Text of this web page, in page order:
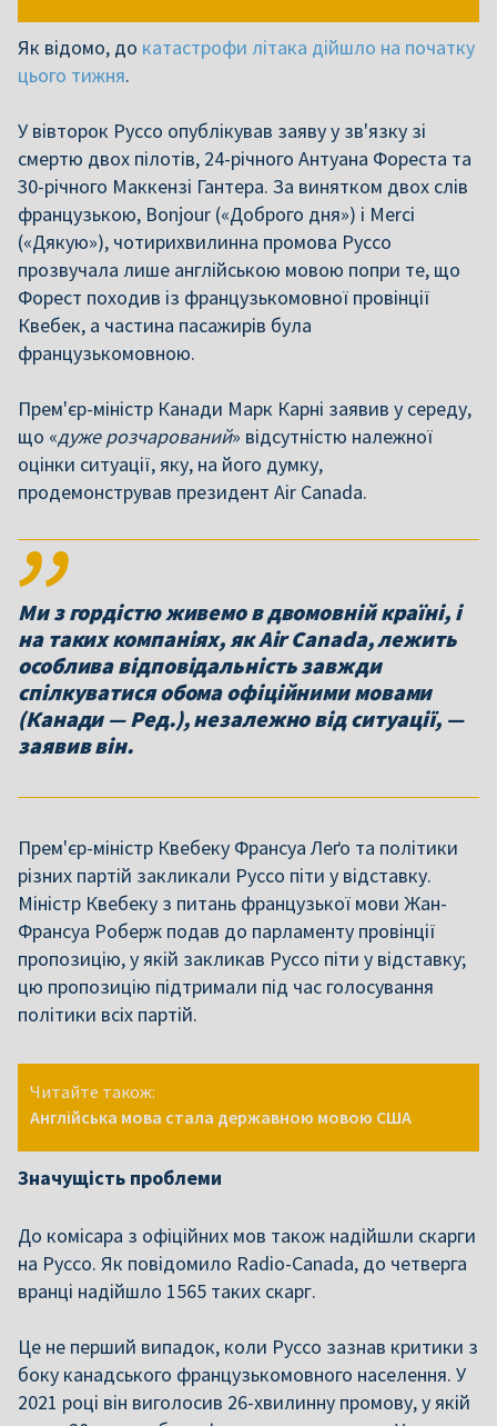
Як відомо, до катастрофи літака дійшло на початку
цього тижня.
У вівторок Руссо опублікував заяву у зв'язку зі
смертю двох пілотів, 24-річного Антуана Фореста та
30-річного Маккензі Гантера. За винятком двох слів
французькою, Bonjour («Доброго дня») і Merci
(«Дякую»), чотирихвилинна промова Руссо
прозвучала лише англійською мовою попри те, що
Форест походив із французькомовної провінції
Квебек, а частина пасажирів була
французькомовною.
Прем'єр-міністр Канади Марк Карні заявив у середу,
що «дуже розчарований» відсутністю належної
оцінки ситуації, яку, на його думку,
продемонстрував президент Air Canada.
Ми з гордістю живемо в двомовній країні, і
на таких компаніях, як Air Canada, лежить
особлива відповідальність завжди
спілкуватися обома офіційними мовами
(Канади — Ред.), незалежно від ситуації, —
заявив він.
Прем'єр-міністр Квебеку Франсуа Леґо та політики
різних партій закликали Руссо піти у відставку.
Міністр Квебеку з питань французької мови Жан-
Франсуа Роберж подав до парламенту провінції
пропозицію, у якій закликав Руссо піти у відставку;
цю пропозицію підтримали під час голосування
політики всіх партій.
Читайте також:
Англійська мова стала державною мовою США
Значущість проблеми
До комісара з офіційних мов також надійшли скарги
на Руссо. Як повідомило Radio-Canada, до четверга
вранці надійшло 1565 таких скарг.
Це не перший випадок, коли Руссо зазнав критики з
боку канадського французькомовного населення. У
2021 році він виголосив 26-хвилинну промову, у якій